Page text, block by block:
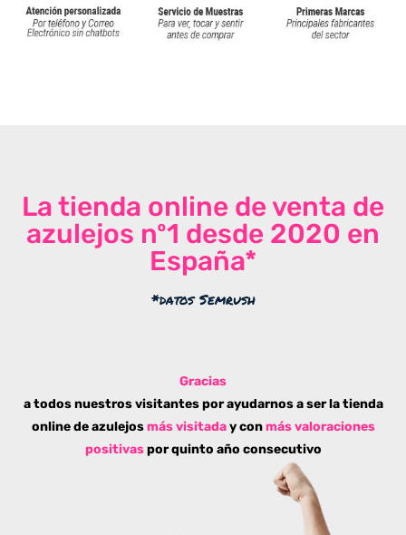
La tienda online de venta de
azulejos nº1 desde 2020 en
España*
*datos Semrush
Gracias
a todos nuestros visitantes por ayudarnos a ser la tienda
online de azulejos más visitaday conmás valoraciones
positivaspor quinto año consecutivo